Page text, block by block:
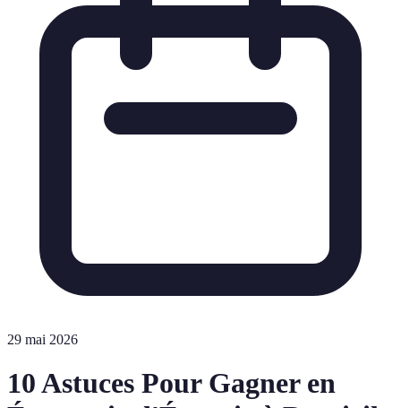
29 mai 2026
10 Astuces Pour Gagner en